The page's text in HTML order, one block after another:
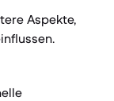
Aspekte,